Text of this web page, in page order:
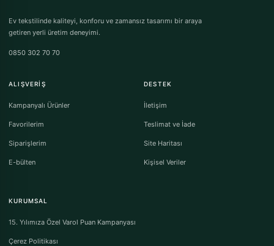
Ev tekstilinde kaliteyi, konforu ve zamansız tasarımı bir araya
getiren yerli üretim deneyimi.
0850 302 70 70
ALIŞVERIŞ
Kampanyalı Ürünler
Favorilerim
Siparişlerim
E-bülten
DESTEK
İletişim
Teslimat ve İade
Site Haritası
Kişisel Veriler
KURUMSAL
15. Yılımıza Özel Varol Puan Kampanyası
Çerez Politikası